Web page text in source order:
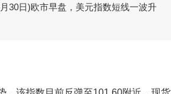
日)欧市早盘，美元指数短线一波升